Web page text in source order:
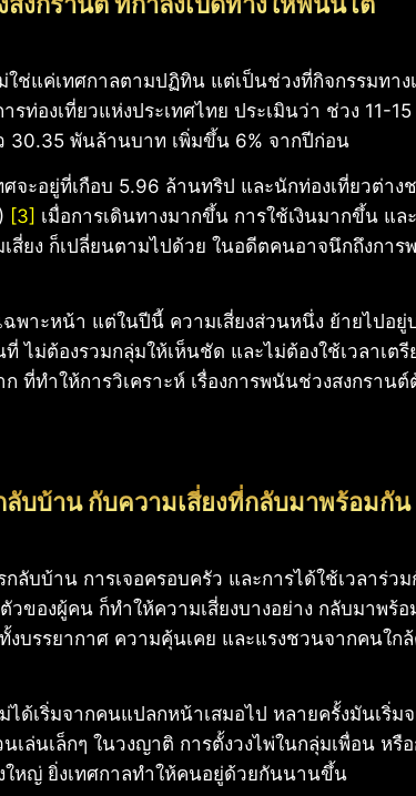
ใช่แค่เทศกาลตามปฏิทิน แต่เป็นช่วงที่กิจกรรมทาง
ท่องเที่ยวแห่งประเทศไทย ประเมินว่า ช่วง 11-
30.35 พันล้านบาท เพิ่มขึ้น 6% จากปีก่อน
จะอยู่ที่เกือบ 5.96 ล้านทริป และนักท่องเที่ยวต่าง
[3] เมื่อการเดินทางมากขึ้น การใช้เงินมากขึ้น แล
สี่ยง ก็เปลี่ยนตามไปด้วย ในอดีตคนอาจนึกถึงการ
ฉพาะหน้า แต่ในปีนี้ ความเสี่ยงส่วนหนึ่ง ย้ายไปอ
ไม่ต้องรวมกลุ่มให้เห็นชัด และไม่ต้องใช้เวลาเต
ที่ทำให้การวิเคราะห์ เรื่องการพนันช่วงสงกรานต์
ลับบ้าน กับความเสี่ยงที่กลับมาพร้อมกัน
ลับบ้าน การเจอครอบครัว และการได้ใช้เวลาร่ว
ของผู้คน ก็ทำให้ความเสี่ยงบางอย่าง กลับมาพร้
บรรยากาศ ความคุ้นเคย และแรงชวนจากคนใก
ด้เริ่มจากคนแปลกหน้าเสมอไป หลายครั้งมันเริ่ม
ล่นเล็กๆ ในวงญาติ การตั้งวงไพ่ในกลุ่มเพื่อน หรือ
ใหญ่ ยิ่งเทศกาลทำให้คนอยู่ด้วยกันนานขึ้น